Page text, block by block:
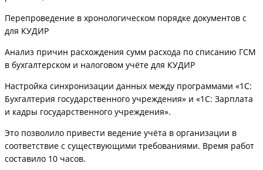
Перепроведение в хронологическом порядке документов с
для КУДИР
Анализ причин расхождения сумм расхода по списанию ГСМ
в бухгалтерском и налоговом учёте для КУДИР
Настройка синхронизации данных между программами «1С:
Бухгалтерия государственного учреждения» и «1С: Зарплата
и кадры государственного учреждения».
Это позволило привести ведение учёта в организации в
соответствие с существующими требованиями. Время работ
составило 10 часов.